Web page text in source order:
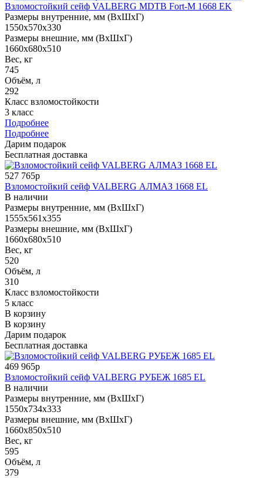
Взломостойкий сейф VALBERG MDTB Fort-M 1668 EK
Размеры внутренние, мм (ВхШхГ)
1550x570x330
Размеры внешние, мм (ВхШхГ)
1660x680x510
Вес, кг
745
Объём, л
292
Класс взломостойкости
3 класс
Подробнее
Подробнее
Дарим подарок
Бесплатная доставка
527 765р
Взломостойкий сейф VALBERG АЛМАЗ 1668 EL
В наличии
Размеры внутренние, мм (ВхШхГ)
1555x561x355
Размеры внешние, мм (ВхШхГ)
1660x680x510
Вес, кг
520
Объём, л
310
Класс взломостойкости
5 класс
В корзину
В корзину
Дарим подарок
Бесплатная доставка
469 965р
Взломостойкий сейф VALBERG РУБЕЖ 1685 EL
В наличии
Размеры внутренние, мм (ВхШхГ)
1550x734x333
Размеры внешние, мм (ВхШхГ)
1660x850x510
Вес, кг
595
Объём, л
379